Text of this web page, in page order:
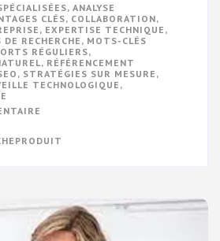
, ANALYSE
CLÉS, COLLABORATION,
, EXPERTISE TECHNIQUE ,
RECHERCHE, MOTS-CLÉS
RÉGULIERS,
, RÉFÉRENCEMENT
, STRATÉGIES SUR MESURE ,
TECHNOLOGIQUE ,
VISIBILITÉ
DE
RÉFÉRENCEMENT
NATUREL